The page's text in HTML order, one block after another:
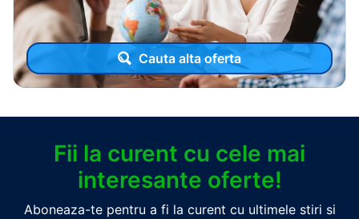
Cauta alta oferta
Fii la curent cu cele mai
interesante oferte!
Aboneaza-te pentru a fi la curent cu ultimele stiri si